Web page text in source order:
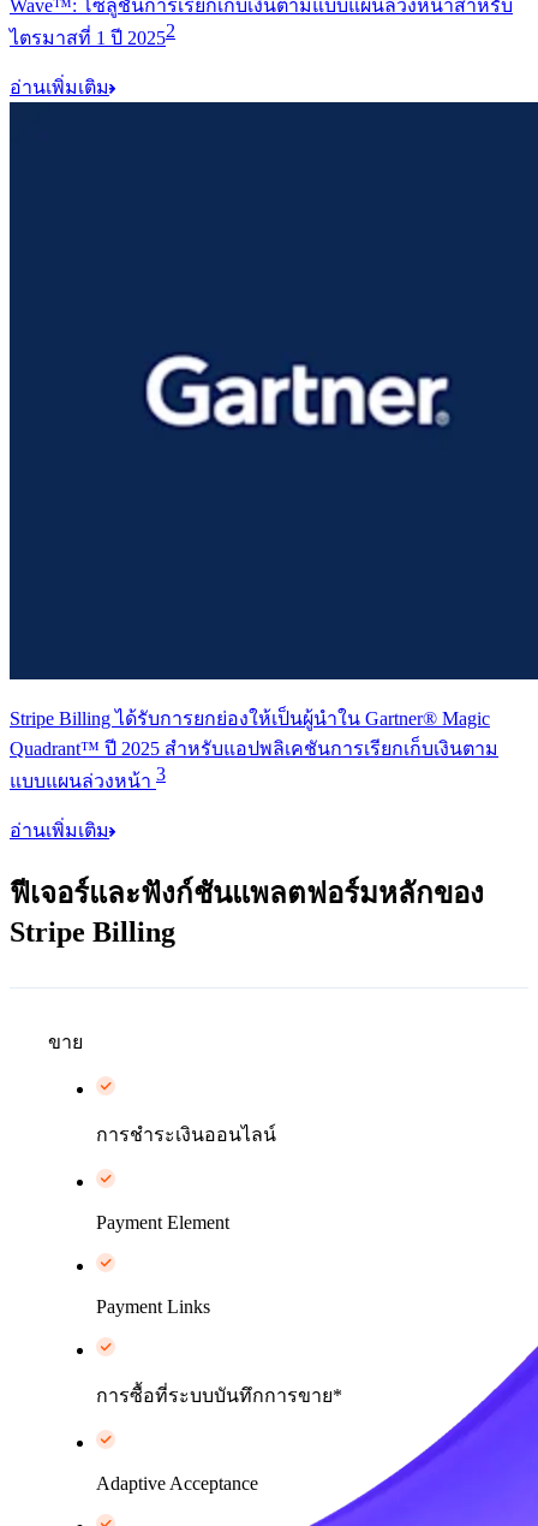
Wave™: โซลูชันการเรียกเก็บเงินตามแบบแผนล่วงหน้าสำหรับ
ไตรมาสที่ 1 ปี 20252
อ่านเพิ่มเติม
Stripe Billing ได้รับการยกย่องให้เป็นผู้นำใน Gartner® Magic
Quadrant™ ปี 2025 สำหรับแอปพลิเคชันการเรียกเก็บเงินตาม
แบบแผนล่วงหน้า 3
อ่านเพิ่มเติม
ฟีเจอร์และฟังก์ชันแพลตฟอร์มหลักของ
Stripe Billing
ขาย
การชำระเงินออนไลน์
Payment Element
Payment Links
การซื้อที่ระบบบันทึกการขาย*
Adaptive Acceptance